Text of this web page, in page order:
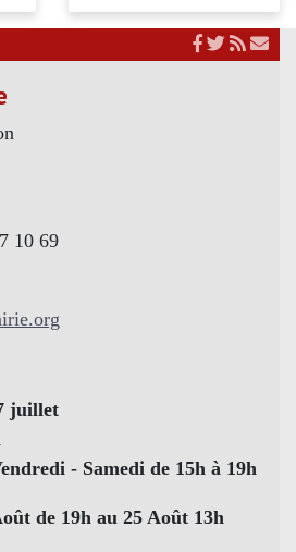
10 69
juillet
- Samedi de 15h à 19h
de 19h au 25 Août 13h